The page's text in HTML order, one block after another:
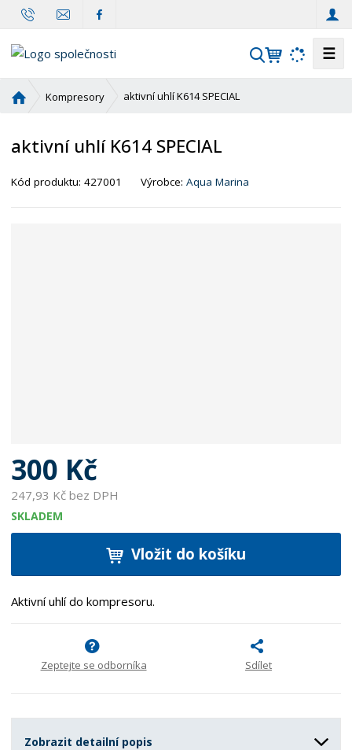
V
☰
v
d
í
Kompresory aktivní uhlí K614 SPECIAL
aktivní uhlí K614 SPECIAL
Kód produktu:427001 Výrobce:Aqua Marina
300 Kč
247,93 Kč bez DPH
SKLADEM
Vložit do košíku
Aktivní uhlí do kompresoru.
Zeptejte se odborníka Sdílet
Zobrazit detailní popis